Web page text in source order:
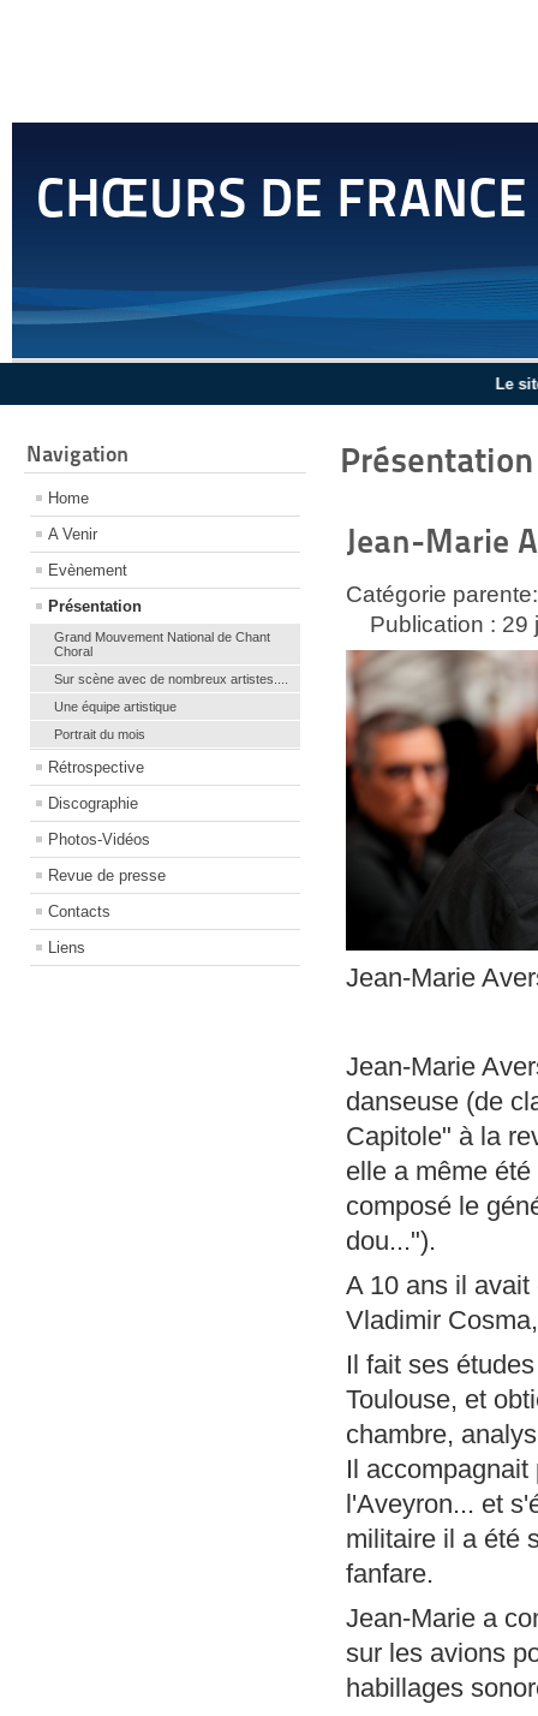
CHŒURS DE FRANCE
Le site est en
Navigation
Home
A Venir
Evènement
Présentation
Grand Mouvement National de Chant
Choral
Sur scène avec de nombreux artistes....
Une équipe artistique
Portrait du mois
Rétrospective
Discographie
Photos-Vidéos
Revue de presse
Contacts
Liens
Présentation
Jean-Marie
Catégorie
Publication : 29
Jean-Marie
Jean-Marie
danseuse (de
Capitole" à la
elle a même
composé le
dou...").
A 10 ans il
Vladimir
Il fait ses
Toulouse, et
chambre,
Il
l'Aveyron... et
militaire il a été
fanfare.
Jean-Marie a
sur les avions
habillages